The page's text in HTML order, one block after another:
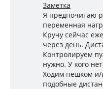
Заметка
Я предпочитаю
переменная
Кручу сейчас
через день.
Контролируем
нужно. У кого
Ходим пешком и/
подобные